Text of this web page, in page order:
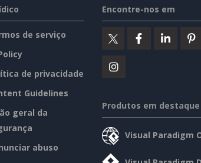
de serviço
de privacidade
Guidelines
geral da
abuso
Encontre-nos em
Produtos em destaque
Visual Paradigm